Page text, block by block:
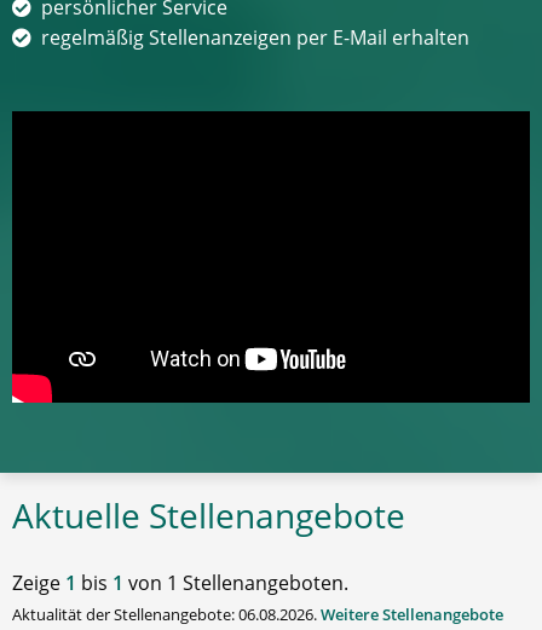
persönlicher Service
regelmäßig Stellenanzeigen per E-Mail erhalten
Aktuelle Stellenangebote
Zeige 1 bis 1 von 1 Stellenangeboten.
Aktualität der Stellenangebote: 06.08.2026.Weitere Stellenangebote